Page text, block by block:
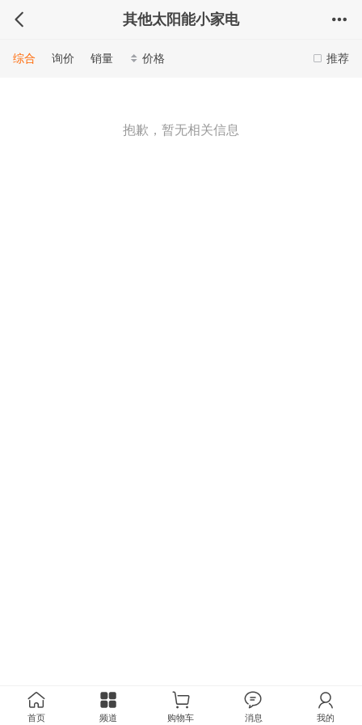
其他太阳能小家电
推荐
综合 询价 销量 价格
抱歉，暂无相关信息
首页 频道 购物车 消息 我的